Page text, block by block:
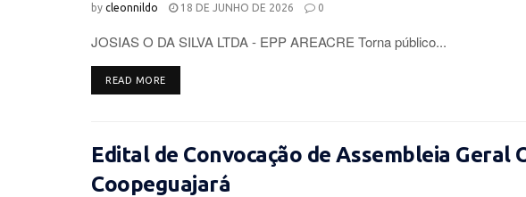
by cleonnildo 18 DE JUNHO DE 2026 0
JOSIAS O DA SILVA LTDA - EPP AREACRE Torna público...
READ MOREDETAILS
Edital de Convocação de Assembleia Geral
Coopeguajará